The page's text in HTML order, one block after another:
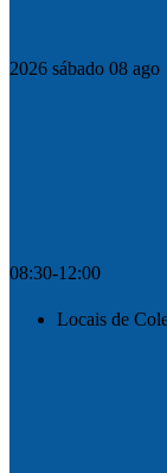
2026 sábado 08 ago
08:30-12:00
Locais de